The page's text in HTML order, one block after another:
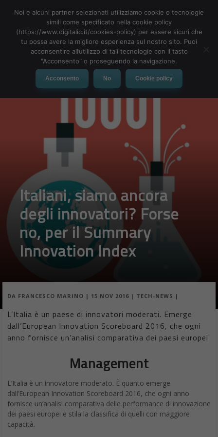
MENU
Italiani, siamo ancora
degli innovatori? Forse
no, per il Summary
Innovation Index
DA FRANCESCO MARINO | 15 NOV 2016 | TECH-NEWS |
L’Italia è un paese di innovatori moderati. Emerge
dall’European Innovation Scoreboard 2016, che ogni
anno fornisce un’analisi comparativa dei paesi europei
Management
L’Italia è un innovatore moderato. È quanto emerge
dall’European Innovation Scoreboard 2016, che ogni anno
fornisce un’analisi comparativa delle performance di innovazione
dei paesi europei e stila la classifica di quelli con maggiore
capacità.
Noi e alcuni partner selezionati utilizziamo cookie o tecnologie
simili come specificato nella cookie policy
(https://www.digitalic.it/cookies-policy) per essere sicuri che
tu possa avere la migliore esperienza sul nostro sito. Puoi
acconsentire all’utilizzo di tali tecnologie con il tasto
"Acconsento" o proseguendo la navigazione.
Acconsento No Cookie policy